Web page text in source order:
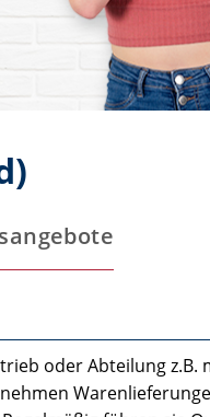
oder Abteilung